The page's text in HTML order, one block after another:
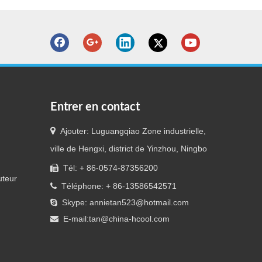
Entrer en contact
 Ajouter: Luguangqiao Zone industrielle,
ville de Hengxi, district de Yinzhou, Ningbo
 Tél: + 86-0574-87356200
 Téléphone: + 86-13586542571
 Skype: annietan523@hotmail.com
 E-mail:tan@china-hcool.com